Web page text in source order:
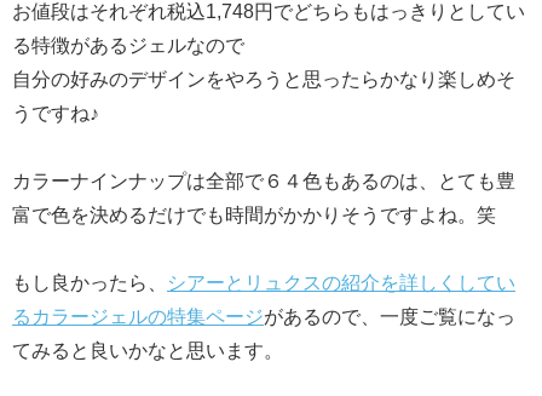
お値段はそれぞれ税込1,748円でどちらもはっきりとしてい
る特徴があるジェルなので
自分の好みのデザインをやろうと思ったらかなり楽しめそ
うですね♪
カラーナインナップは全部で６４色もあるのは、とても豊
富で色を決めるだけでも時間がかかりそうですよね。笑
もし良かったら、
シアーとリュクスの紹介を詳しくしてい
るカラージェルの特集ページがあるので、一度ご覧になっ
てみると良いかなと思います。